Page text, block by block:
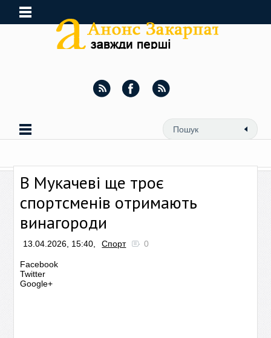
В Мукачеві ще троє
спортсменів отримають
винагороди
13.04.2026, 15:40, Спорт 0
Facebook
Twitter
Google+